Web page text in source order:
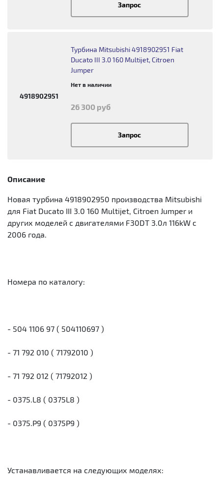
Запрос
4918902951
Турбина Mitsubishi 4918902951 Fiat
Ducato III 3.0 160 Multijet, Citroen
Jumper
Нет в наличии
26 300 руб
Запрос
Описание
Новая турбина 4918902950 производства Mitsubishi
для Fiat Ducato III 3.0 160 Multijet, Citroen Jumper и
других моделей с двигателями F30DT 3.0л 116kW с
2006 года.
Номера по каталогу:
- 504 1106 97 ( 504110697 )
- 71 792 010 ( 71792010 )
- 71 792 012 ( 71792012 )
- 0375.L8 ( 0375L8 )
- 0375.P9 ( 0375P9 )
Устанавливается на следующих моделях: